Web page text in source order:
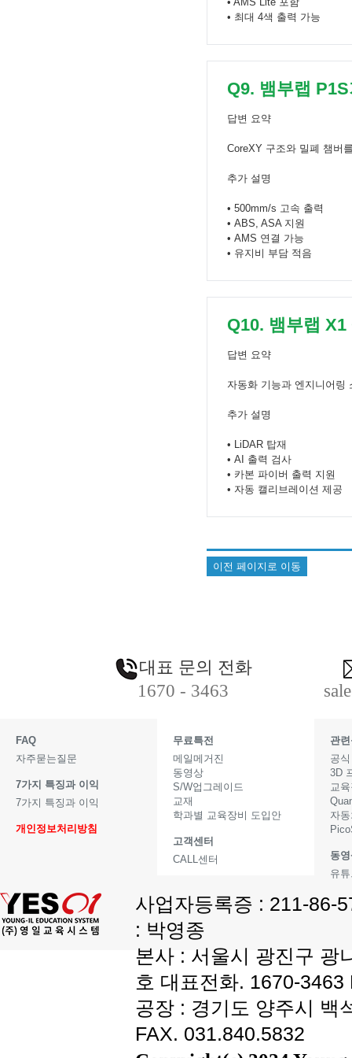
• 최대 4색 출력 가능
Q9. 뱀부랩
답변 요약
CoreXY 구조와 밀폐 챔버
추가 설명
• 500mm/s 고속 출력
• ABS, ASA 지원
• AMS 연결 가능
• 유지비 부담 적음
Q10. 뱀부랩
답변 요약
자동화 기능과 엔지니어링
추가 설명
• LiDAR 탑재
• AI 출력 검사
• 카본 파이버 출력 지원
• 자동 캘리브레이션 제공
이전 페이지로 이동
대표 문의 전화
1670 - 3463
FAQ
자주묻는질문
7가지 특징과 이익
7가지 특징과 이익
개인정보처리방침
무료특전
메일메거진
동영상
S/W업그레이드
교재
학과별 교육장비 도입안
고객센터
CALL센터
관
공
3D
교
자
동
유
사업자등록증 : 211-86-
: 박영종
본사 : 서울시 광진구 광
호 대표전화. 1670-
공장 : 경기도 양주시 백
FAX. 031.840.5832